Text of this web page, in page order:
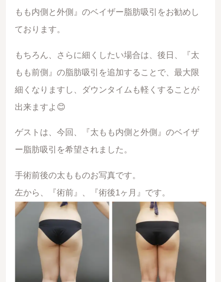
もも内側と外側』のベイザー脂肪吸引をお勧めし
ております。
もちろん、さらに細くしたい場合は、後日、『太
もも前側』の脂肪吸引を追加することで、最大限
細くなりますし、ダウンタイムも軽くすることが
出来ますよ😊
ゲストは、今回、『太もも内側と外側』のベイザ
ー脂肪吸引を希望されました。
手術前後の太もものお写真です。
左から、『術前』、『術後1ヶ月』です。